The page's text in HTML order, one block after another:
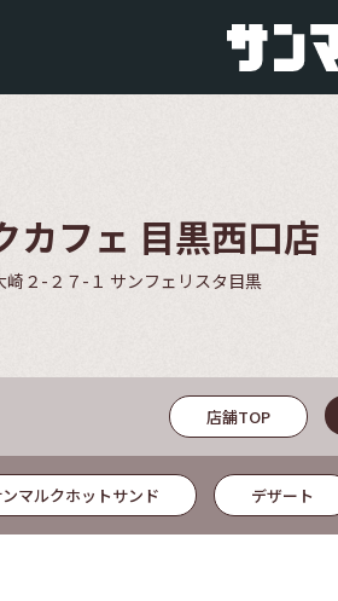
カフェ 目黒西口店
崎２-２７-１ サンフェリスタ目黒
店舗TOP
マルクホットサンド デザート